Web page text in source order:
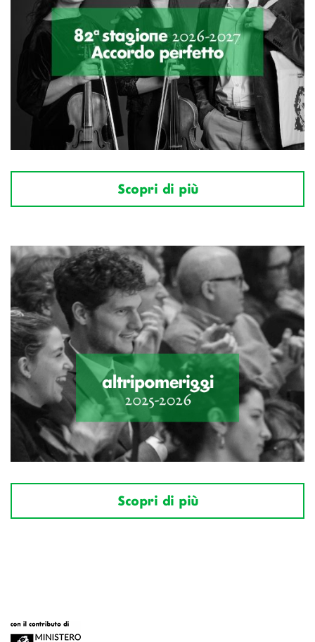
Scopri di più
Scopri di più